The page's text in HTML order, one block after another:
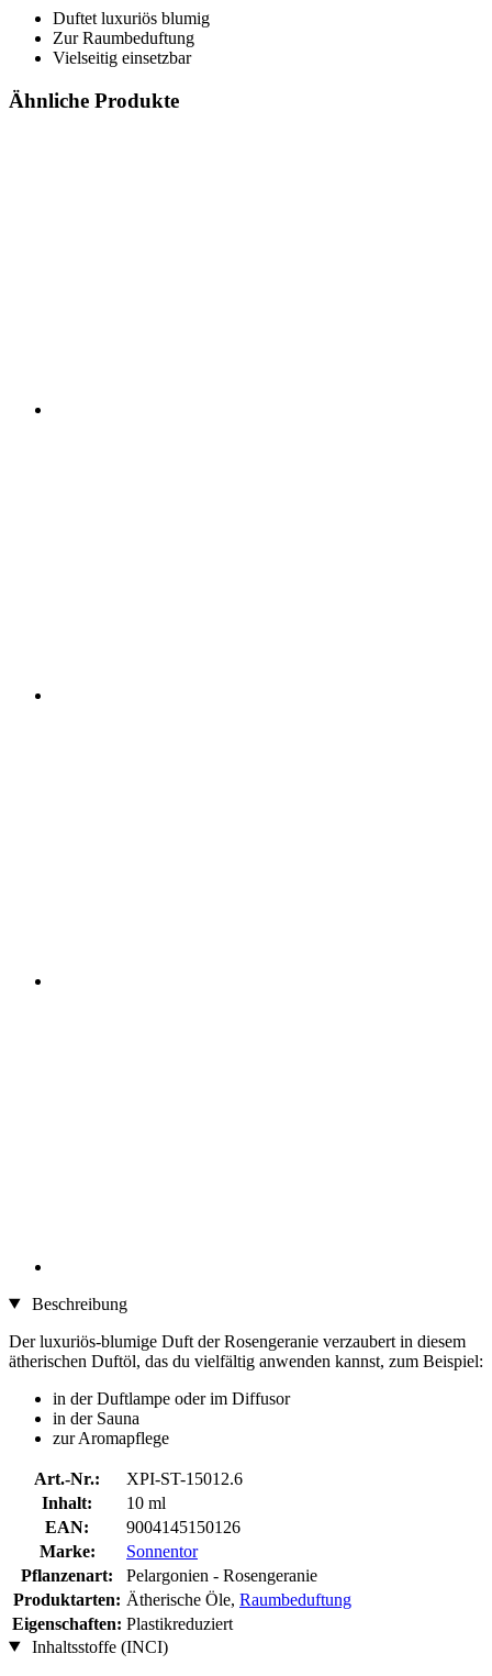
Duftet luxuriös blumig
Zur Raumbeduftung
Vielseitig einsetzbar
Ähnliche Produkte
Beschreibung
Der luxuriös-blumige Duft der Rosengeranie verzaubert in diesem
ätherischen Duftöl, das du vielfältig anwenden kannst, zum Beispiel:
in der Duftlampe oder im Diffusor
in der Sauna
zur Aromapflege
Art.-Nr.:
XPI-ST-15012.6
Inhalt:
10 ml
EAN:
9004145150126
Marke:
Sonnentor
Pflanzenart:
Pelargonien - Rosengeranie
Produktarten: Ätherische Öle, Raumbeduftung
Eigenschaften: Plastikreduziert
Inhaltsstoffe (INCI)